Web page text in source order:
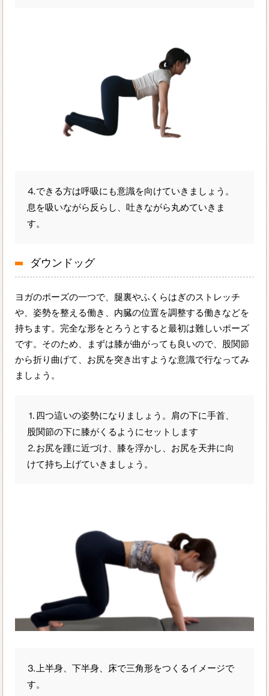
⒋できる方は呼吸にも意識を向けていきましょう。
息を吸いながら反らし、吐きながら丸めていきま
す。
ダウンドッグ
ヨガのポーズの一つで、腿裏やふくらはぎのストレッチ
や、姿勢を整える働き、内臓の位置を調整する働きなどを
持ちます。完全な形をとろうとすると最初は難しいポーズ
です。そのため、まずは膝が曲がっても良いので、股関節
から折り曲げて、お尻を突き出すような意識で行なってみ
ましょう。
⒈四つ這いの姿勢になりましょう。肩の下に手首、
股関節の下に膝がくるようにセットします
⒉お尻を踵に近づけ、膝を浮かし、お尻を天井に向
けて持ち上げていきましょう。
⒊上半身、下半身、床で三角形をつくるイメージで
す。